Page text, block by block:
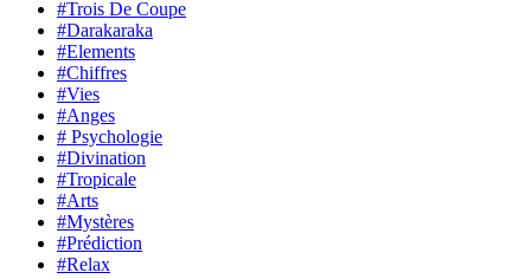
#Trois De Coupe
#Darakaraka
#Elements
#Chiffres
#Vies
#Anges
# Psychologie
#Divination
#Tropicale
#Arts
#Mystères
#Prédiction
#Relax